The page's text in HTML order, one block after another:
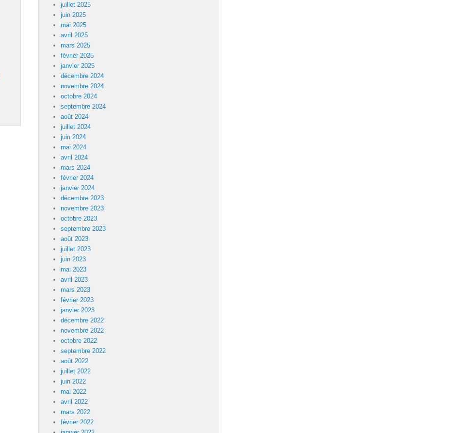
juillet 2025
juin 2025
mai 2025
avril 2025
mars 2025
février 2025
janvier 2025
décembre 2024
novembre 2024
octobre 2024
septembre 2024
août 2024
juillet 2024
juin 2024
mai 2024
avril 2024
mars 2024
février 2024
janvier 2024
décembre 2023
novembre 2023
octobre 2023
septembre 2023
août 2023
juillet 2023
juin 2023
mai 2023
avril 2023
mars 2023
février 2023
janvier 2023
décembre 2022
novembre 2022
octobre 2022
septembre 2022
août 2022
juillet 2022
juin 2022
mai 2022
avril 2022
mars 2022
février 2022